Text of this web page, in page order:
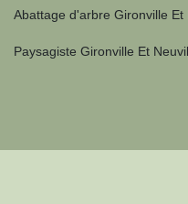
Abattage d'arbre Gironville Et
Paysagiste Gironville Et